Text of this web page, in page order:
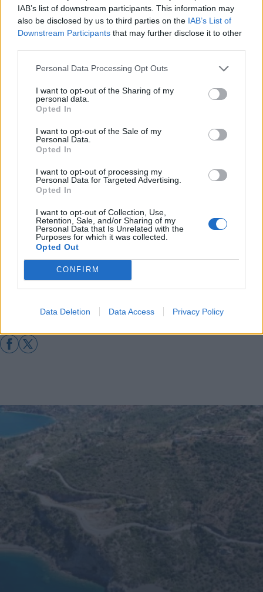
IAB’s list of downstream participants. This information may
also be disclosed by us to third parties on the IAB’s List of
Downstream Participants that may further disclose it to other
Personal Data Processing Opt Outs
I want to opt-out of the Sharing of my
personal data.
Opted In
I want to opt-out of the Sale of my
Personal Data.
Opted In
I want to opt-out of processing my
Personal Data for Targeted Advertising.
Opted In
I want to opt-out of Collection, Use,
Retention, Sale, and/or Sharing of my
Personal Data that Is Unrelated with the
Purposes for which it was collected.
Opted Out
CONFIRM
Data Deletion Data Access Privacy Policy
Διάβασε σχετικά
Τζιούμης: "Καθολική καταδίκη σε φαινόμενα
να αντιμετωπίσουμε προοδευτικά το
πρόβλημα"
Νέο επιδοτούμενο πρόγραμμα ανέργων των
δήμων Τρίπολης, Γορτυνίας και Μεγαλόπολης
Διάβασε περισσότερα
Αρκαδία Κοινωνία